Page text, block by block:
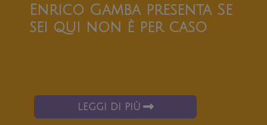
Enrico Gamba presenta Se
sei qui non è per caso
LEGGI DI PIÙ